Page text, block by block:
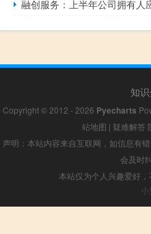
知
Copyright © 2012 - 2026 Pyecharts
站地图 | 疑难解答
声明：本站内容来自互联网，如信息有
会及时
本站仅为个人兴趣爱好
小